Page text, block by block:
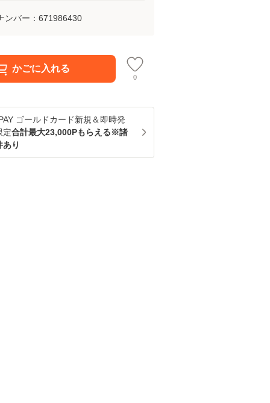
ンバー： 671986430
かごに入れる
0
ゴールドカード新規＆即時発
定合計最大23,000Pもらえる※諸
あり